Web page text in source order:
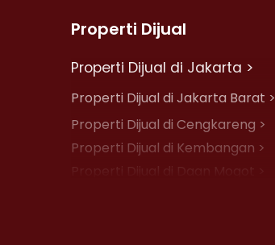
Properti Dijual
Properti Dijual di Jakarta >
Properti Dijual di Jakarta Barat >
Properti Dijual di Cengkareng >
Properti Dijual di Kembangan >
Properti Dijual di Daan Mogot >